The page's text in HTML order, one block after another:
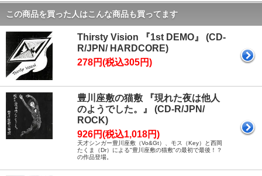
この商品を買った人はこんな商品も買ってます
Thirsty Vision 『1st DEMO』 (CD-
R/JPN/ HARDCORE)
278円(税込305円)
豊川座敷の猫敷 『現れた夜は他人
のようでした。』 (CD-R/JPN/
ROCK)
926円(税込1,018円)
天才シンガー豊川座敷（Vo&Gt）、モス（Key）と西岡
たくま（Dr）による"豊川座敷の猫敷"の最初で最後！？
の作品登場。